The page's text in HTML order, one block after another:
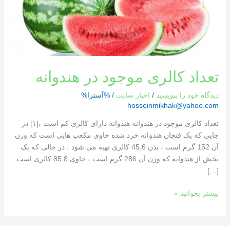
تعداد کالری موجود در هندوانه
دیدگاه‌ خود را بنویسید / اخبار سایت / %آسترا%
hosseinmikhak@yahoo.com
تعداد کالری موجود در هندوانه هندوانه دارای کالری کم است ،[١] در
جایی که یک فنجان هندوانه خرد شده حاوی مکعب هایی است که وزن
آن 152 گرم است ، بدن 45.6 کالری تهیه می شود ، در حالی که یک
بخش از هندوانه که وزن آن 286 گرم است ، حاوی 85.8 کالری است
[…]
هندوانه
بیشتر بخوانید »